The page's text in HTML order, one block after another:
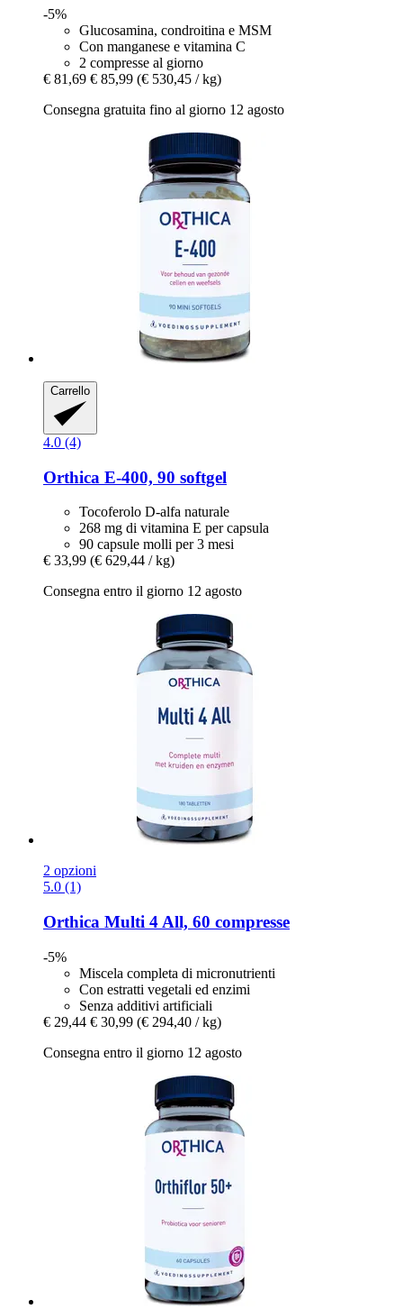
-5%
Glucosamina, condroitina e MSM
Con manganese e vitamina C
2 compresse al giorno
€ 81,69 € 85,99 (€ 530,45 / kg)
Consegna gratuita fino al giorno 12 agosto
Carrello
4.0 (4)
Orthica E-​400, 90 softgel
Tocoferolo D-alfa naturale
268 mg di vitamina E per capsula
90 capsule molli per 3 mesi
€ 33,99 (€ 629,44 / kg)
Consegna entro il giorno 12 agosto
2 opzioni
5.0 (1)
Orthica Multi 4 All, 60 compresse
-5%
Miscela completa di micronutrienti
Con estratti vegetali ed enzimi
Senza additivi artificiali
€ 29,44 € 30,99 (€ 294,40 / kg)
Consegna entro il giorno 12 agosto